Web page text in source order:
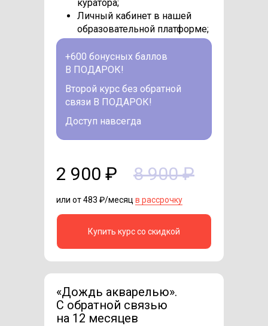
или от 483 ₽/месяц в рассрочку
куратора;
Личный кабинет в нашей
образовательной платформе;
8 900 ₽
2 900 ₽
Купить курс со скидкой
+600 бонусных баллов
В ПОДАРОК!
Доступ навсегда
Второй курс без обратной
связи В ПОДАРОК!
«Дождь акварелью».
C обратной связью
на 12 месяцев